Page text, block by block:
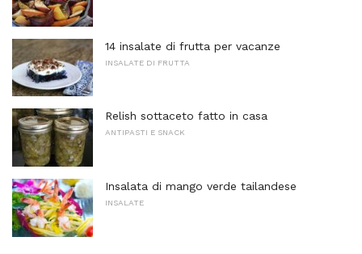
14 insalate di frutta per vacanze
INSALATE DI FRUTTA
Relish sottaceto fatto in casa
ANTIPASTI E SNACK
Insalata di mango verde tailandese
INSALATE